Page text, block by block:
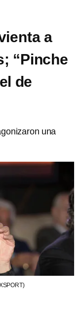
a
“Pinche
de
una